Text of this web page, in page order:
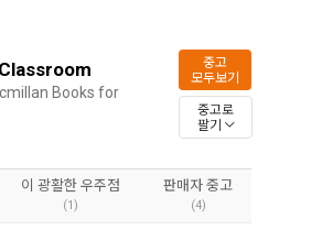
Books for
중고
모두보기
중고로
팔기
이 광활한 우주점
(1)
판매자 중고
(4)